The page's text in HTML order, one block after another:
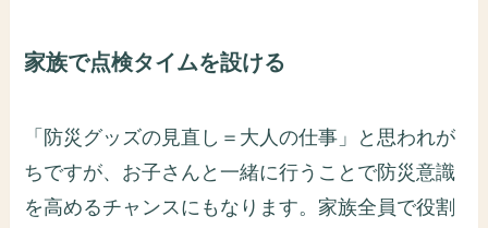
家族で点検タイムを設ける
「防災グッズの見直し＝大人の仕事」と思われが
ちですが、お子さんと一緒に行うことで防災意識
を高めるチャンスにもなります。家族全員で役割